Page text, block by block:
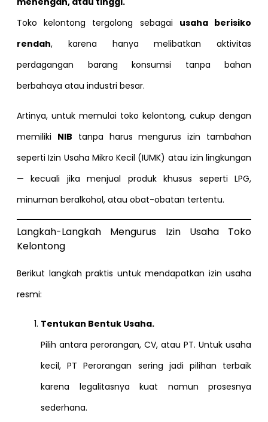
Toko kelontong tergolong sebagai usaha berisiko
rendah, karena hanya melibatkan aktivitas
perdagangan barang konsumsi tanpa bahan
berbahaya atau industri besar.
Artinya, untuk memulai toko kelontong, cukup dengan
memiliki NIB tanpa harus mengurus izin tambahan
seperti Izin Usaha Mikro Kecil (IUMK) atau izin lingkungan
— kecuali jika menjual produk khusus seperti LPG,
minuman beralkohol, atau obat-obatan tertentu.
Langkah-Langkah Mengurus Izin Usaha Toko
Kelontong
Berikut langkah praktis untuk mendapatkan izin usaha
resmi:
Tentukan Bentuk Usaha.
Pilih antara perorangan, CV, atau PT. Untuk usaha
kecil, PT Perorangan sering jadi pilihan terbaik
karena legalitasnya kuat namun prosesnya
sederhana.